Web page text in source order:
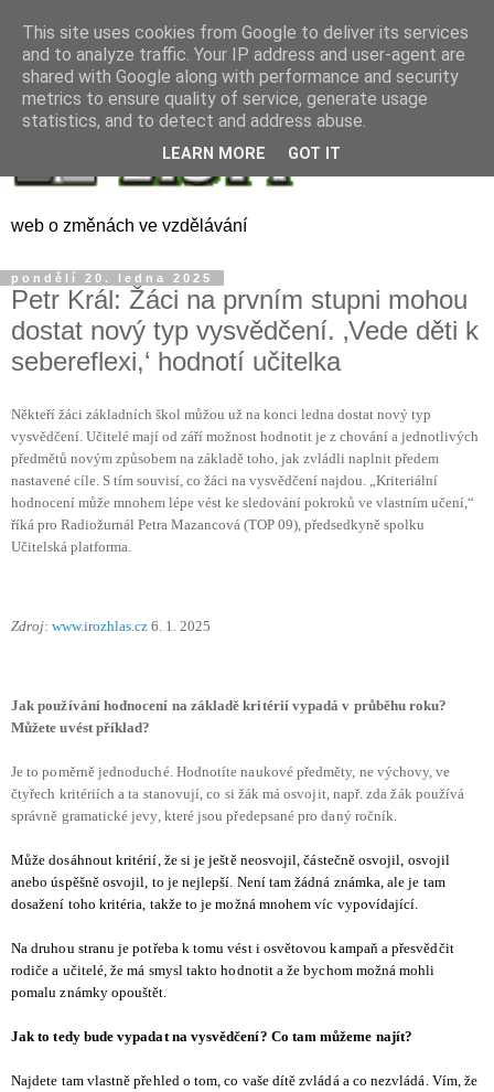
web o změnách ve vzdělávání
pondělí 20. ledna 2025
Petr Král: Žáci na prvním stupni mohou
dostat nový typ vysvědčení. ‚Vede děti k
sebereflexi,‘ hodnotí učitelka
Někteří žáci základních škol můžou už na konci ledna dostat nový typ
vysvědčení. Učitelé mají od září možnost hodnotit je z chování a jednotlivých
předmětů novým způsobem na základě toho, jak zvládli naplnit předem
nastavené cíle. S tím souvisí, co žáci na vysvědčení najdou. „Kriteriální
hodnocení může mnohem lépe vést ke sledování pokroků ve vlastním učení,“
říká pro Radiožurnál Petra Mazancová (TOP 09), předsedkyně spolku
Učitelská platforma.
Zdroj: www.irozhlas.cz 6. 1. 2025
Jak používání hodnocení na základě kritérií vypadá v průběhu roku?
Můžete uvést příklad?
Je to poměrně jednoduché. Hodnotíte naukové předměty, ne výchovy, ve
čtyřech kritériích a ta stanovují, co si žák má osvojit, např. zda žák používá
správně gramatické jevy, které jsou předepsané pro daný ročník.
Může dosáhnout kritérií, že si je ještě neosvojil, částečně osvojil, osvojil
anebo úspěšně osvojil, to je nejlepší. Není tam žádná známka, ale je tam
dosažení toho kritéria, takže to je možná mnohem víc vypovídající.
Na druhou stranu je potřeba k tomu vést i osvětovou kampaň a přesvědčit
rodiče a učitelé, že má smysl takto hodnotit a že bychom možná mohli
pomalu známky opouštět.
Jak to tedy bude vypadat na vysvědčení? Co tam můžeme najít?
Najdete tam vlastně přehled o tom, co vaše dítě zvládá a co nezvládá. Vím, že
This site uses cookies from Google to deliver its services
and to analyze traffic. Your IP address and user-agent are
shared with Google along with performance and security
metrics to ensure quality of service, generate usage
statistics, and to detect and address abuse.
LEARN MORE GOT IT